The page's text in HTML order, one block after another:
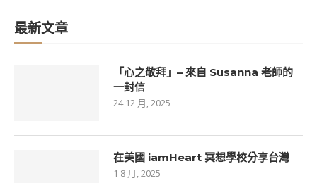
最新文章
「心之敬拜」– 來自 Susanna 老師的
一封信
24 12 月, 2025
在美國 iamHeart 冥想學校分享台灣
1 8 月, 2025